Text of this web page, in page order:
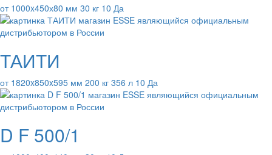
от 1000x450х80 мм 30 кг 10 Да
ТАИТИ
от 1820x850x595 мм 200 кг 356 л 10 Да
D F 500/1